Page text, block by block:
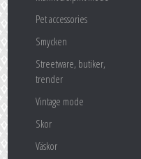
Pet accessories
Smycken
Streetware, butiker,
trender
Vintage mode
Skor
Väskor